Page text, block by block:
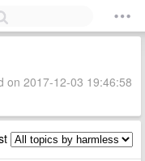
on 2017-12-03 19:46:58